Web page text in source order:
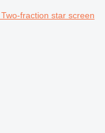
fraction star screen